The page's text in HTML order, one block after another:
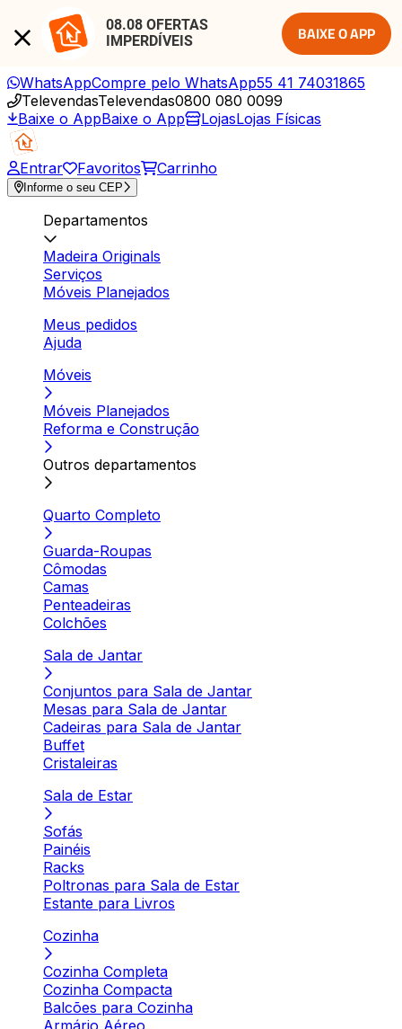
08.08 OFERTAS
IMPERDÍVEIS
BAIXE O APP
WhatsAppCompre pelo WhatsApp55 41 74031865
TelevendasTelevendas0800 080 0099
Baixe o AppBaixe o App LojasLojas Físicas
Entrar Favoritos Carrinho
Informe o seu CEP
Departamentos
Madeira Originals
Serviços
Móveis Planejados
Meus pedidos
Ajuda
Móveis
Móveis Planejados
Reforma e Construção
Outros departamentos
Quarto Completo
Guarda-Roupas
Cômodas
Camas
Penteadeiras
Colchões
Sala de Jantar
Conjuntos para Sala de Jantar
Mesas para Sala de Jantar
Cadeiras para Sala de Jantar
Buffet
Cristaleiras
Sala de Estar
Sofás
Painéis
Racks
Poltronas para Sala de Estar
Estante para Livros
Cozinha
Cozinha Completa
Cozinha Compacta
Balcões para Cozinha
Armário Aéreo